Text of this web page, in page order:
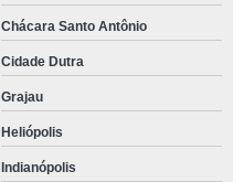
Chácara Santo Antônio
Cidade Dutra
Grajau
Heliópolis
Indianópolis